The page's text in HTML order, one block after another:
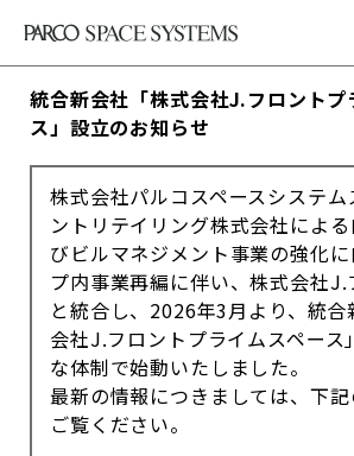
統合新会社「株式会社J.フロントプ
ス」設立のお知らせ
株式会社パルコスペースシステ
ントリテイリング株式会社によ
びビルマネジメント事業の強化
プ内事業再編に伴い、株式会社J.
と統合し、2026年3月より、統合
会社J.フロントプライムスペース
な体制で始動いたしました。
最新の情報につきましては、下
ご覧ください。